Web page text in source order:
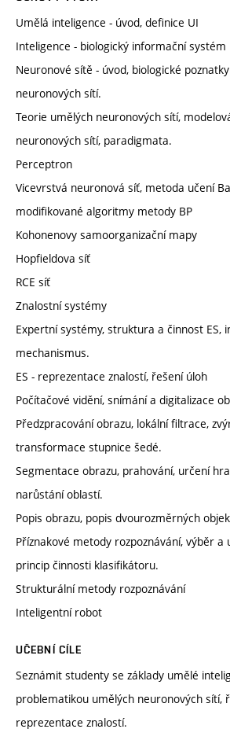
Umělá inteligence - úvod, definice UI
Inteligence - biologický informační systém
Neuronové sítě - úvod, biologické
neuronových sítí.
Teorie umělých neuronových sítí,
neuronových sítí, paradigmata.
Perceptron
Vicevrstvá neuronová síť, metoda učení
modifikované algoritmy metody BP
Kohonenovy samoorganizační mapy
Hopfieldova síť
RCE síť
Znalostní systémy
Expertní systémy, struktura a činnost ES,
mechanismus.
ES - reprezentace znalostí, řešení úloh
Počítačové vidění, snímání a digitalizace
Předzpracování obrazu, lokální filtrace,
transformace stupnice šedé.
Segmentace obrazu, prahování, určení
narůstání oblastí.
Popis obrazu, popis dvourozměrných
Příznakové metody rozpoznávání, výběr a
princip činnosti klasifikátoru.
Strukturální metody rozpoznávání
Inteligentní robot
UČEBNÍ CÍLE
Seznámit studenty se základy umělé
problematikou umělých neuronových sítí,
reprezentace znalostí.